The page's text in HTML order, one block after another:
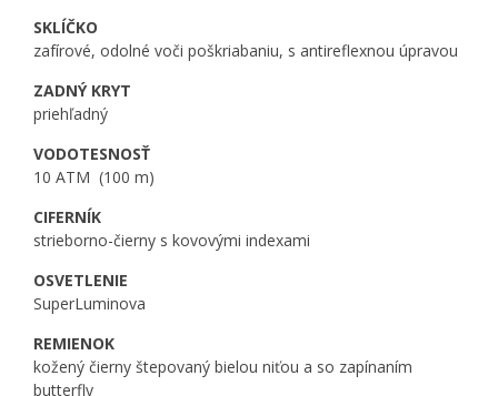
SKLÍČKO
zafírové, odolné voči poškriabaniu, s antireflexnou úpravou
ZADNÝ KRYT
priehľadný
VODOTESNOSŤ
10 ATM (100 m)
CIFERNÍK
strieborno-čierny s kovovými indexami
OSVETLENIE
SuperLuminova
REMIENOK
kožený čierny štepovaný bielou niťou a so zapínaním
butterfly